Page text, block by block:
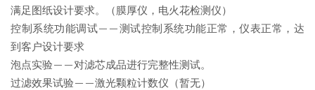
满足图纸设计要求。（膜厚仪，电火花检测仪）
控制系统功能调试——测试控制系统功能正常，仪表正常，达
到客户设计要求
泡点实验——对滤芯成品进行完整性测试。
过滤效果试验——激光颗粒计数仪（暂无）